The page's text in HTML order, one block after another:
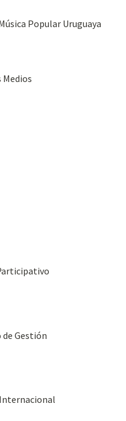
Popular Uruguaya
Gestión